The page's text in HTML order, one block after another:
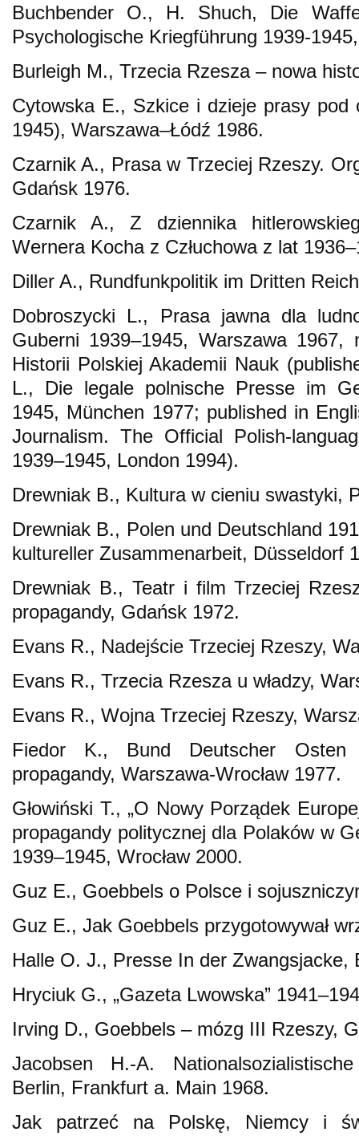
Buchbender O., H. Shuch, Die
Psychologische Kriegführung 1939-
Burleigh M., Trzecia Rzesza – nowa
Cytowska E., Szkice i dzieje prasy pod
1945), Warszawa–Łódź 1986.
Czarnik A., Prasa w Trzeciej Rzeszy.
Gdańsk 1976.
Czarnik A., Z dziennika
Wernera Kocha z Człuchowa z lat
Diller A., Rundfunkpolitik im Dritten
Dobroszycki L., Prasa jawna dla
Guberni 1939–1945, Warszawa
Historii Polskiej Akademii Nauk
L., Die legale polnische Presse im
1945, München 1977; published in
Journalism. The Official Polish-
1939–1945, London 1994).
Drewniak B., Kultura w cieniu swastyki,
Drewniak B., Polen und Deutschland
kultureller Zusammenarbeit, Düsseldorf
Drewniak B., Teatr i film Trzeciej
propagandy, Gdańsk 1972.
Evans R., Nadejście Trzeciej Rzeszy,
Evans R., Trzecia Rzesza u władzy,
Evans R., Wojna Trzeciej Rzeszy,
Fiedor K., Bund Deutscher Osten
propagandy, Warszawa-Wrocław 1977.
Głowiński T., „O Nowy Porządek
propagandy politycznej dla Polaków w
1939–1945, Wrocław 2000.
Guz E., Goebbels o Polsce i
Guz E., Jak Goebbels przygotowywał
Halle O. J., Presse In der Zwangsjacke,
Hryciuk G., „Gazeta Lwowska”
Irving D., Goebbels – mózg III Rzeszy,
Jacobsen H.-A.
Berlin, Frankfurt a. Main 1968.
Jak patrzeć na Polskę, Niemcy i